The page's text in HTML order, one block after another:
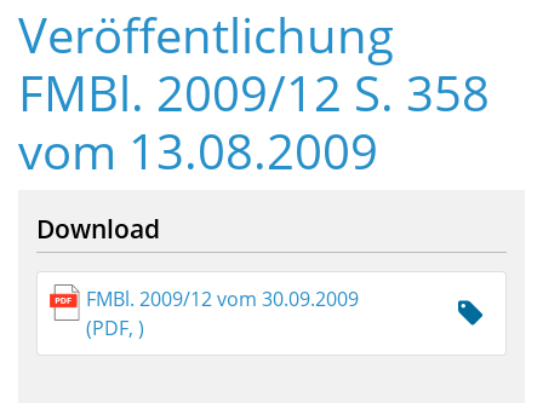
Veröffentlichung
FMBl. 2009/12 S. 358
vom 13.08.2009
Download
FMBl. 2009/12 vom 30.09.2009
(PDF, )